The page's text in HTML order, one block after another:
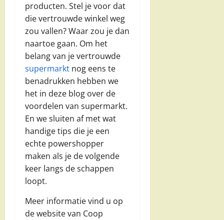
producten. Stel je voor dat
die vertrouwde winkel weg
zou vallen? Waar zou je dan
naartoe gaan. Om het
belang van je vertrouwde
supermarkt nog eens te
benadrukken hebben we
het in deze blog over de
voordelen van supermarkt.
En we sluiten af met wat
handige tips die je een
echte powershopper
maken als je de volgende
keer langs de schappen
loopt.
Meer informatie vind u op
de website van Coop